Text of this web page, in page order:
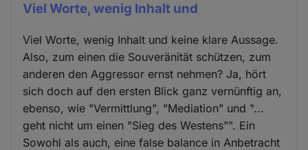
Viel Worte, wenig Inhalt und
Viel Worte, wenig Inhalt und keine klare Aussage.
Also, zum einen die Souveränität schützen, zum
anderen den Aggressor ernst nehmen? Ja, hört
sich doch auf den ersten Blick ganz vernünftig an,
ebenso, wie "Vermittlung", "Mediation" und "...
geht nicht um einen "Sieg des Westens"". Ein
Sowohl als auch, eine false balance in Anbetracht